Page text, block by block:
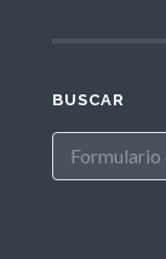
BUSCAR